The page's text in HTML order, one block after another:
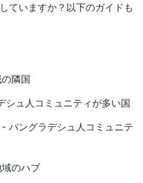
ていますか？以下のガイドも
隣国
シュ人コミュニティが多い国
- バングラデシュ人コミュニテ
のハブ